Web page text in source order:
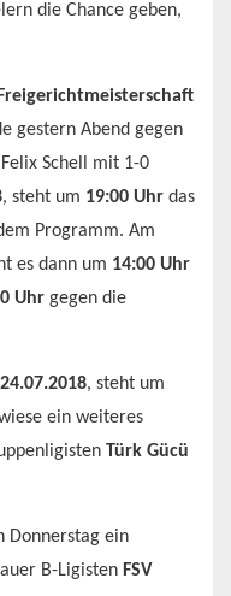
die Chance geben,
gestern Abend gegen
Schell mit 1-0
, steht um 19:00 Uhr das
Programm. Am
es dann um 14:00 Uhr
Uhr gegen die
, steht um
ein weiteres
Türk Gücü
Donnerstag ein
B-Ligisten FSV